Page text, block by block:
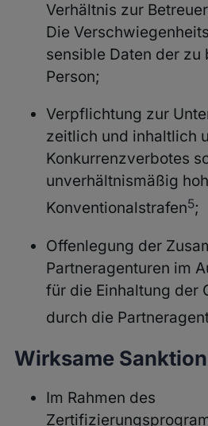
Verhältnis zur
Die
sensible Daten der zu
Person;
Verpflichtung zur
zeitlich und inhaltlich
Konkurrenzverbotes
unverhältnismäßig
Konventionalstrafen5;
Offenlegung der
Partneragenturen im
für die Einhaltung der
durch die
Wirksame
Im Rahmen des